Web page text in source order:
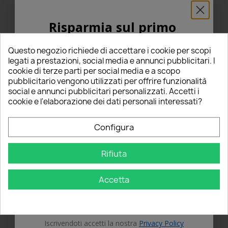
pressione EPOCA 1,5lt
Lavaggio Accessori
starstarstarstarstar
Questo prodotto è stato
Foam Gun Prewash Formato
da 1000ml
star_borderstar_borderstar_borderstar_borderstar_border
Questo prodotto è stato
Questo negozio richiede di accettare i cookie per scopi
legati a prestazioni, social media e annunci pubblicitari. I
cookie di terze parti per social media e a scopo
pubblicitario vengono utilizzati per offrire funzionalità
social e annunci pubblicitari personalizzati. Accetti i
cookie e l'elaborazione dei dati personali interessati?
Configura
Rifiuta
Accetta
Risparmia sul primo
5% PER TE!
Inserisci la tua email qui sotto per ricevere il
5% DI SCONTOsul tuo primo ordine!
Nome
OTTIENI IL 5%
Iscrivendoti accetti la nostra Privacy Policy